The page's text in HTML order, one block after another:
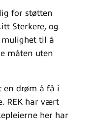
for støtten
Sterkere, og
mulighet til å
måten uten
en drøm å få i
REK har vært
her har